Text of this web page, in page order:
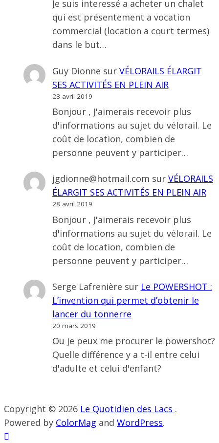
Je suis interessé a acheter un chalet
qui est présentement a vocation
commercial (location a court termes)
dans le but…
Guy Dionne sur VÉLORAILS ÉLARGIT
SES ACTIVITÉS EN PLEIN AIR
28 avril 2019
Bonjour , J'aimerais recevoir plus
d'informations au sujet du vélorail. Le
coût de location, combien de
personne peuvent y participer…
jgdionne@hotmail.com sur VÉLORAILS
ÉLARGIT SES ACTIVITÉS EN PLEIN AIR
28 avril 2019
Bonjour , J'aimerais recevoir plus
d'informations au sujet du vélorail. Le
coût de location, combien de
personne peuvent y participer…
Serge Lafrenière sur Le POWERSHOT :
L’invention qui permet d’obtenir le
lancer du tonnerre
20 mars 2019
Ou je peux me procurer le powershot?
Quelle différence y a t-il entre celui
d'adulte et celui d'enfant?
Copyright © 2026 Le Quotidien des Lacs .
Powered by ColorMag and WordPress.